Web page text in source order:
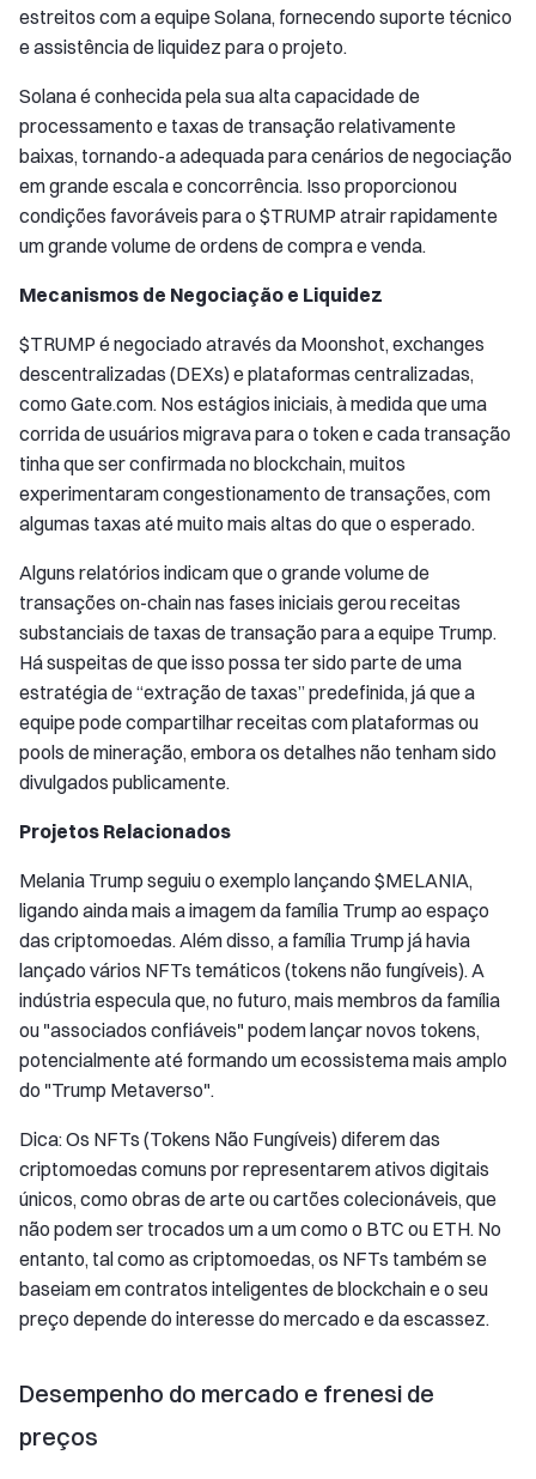
estreitos com a equipe Solana, fornecendo suporte técnico
e assistência de liquidez para o projeto.
Solana é conhecida pela sua alta capacidade de
processamento e taxas de transação relativamente
baixas, tornando-a adequada para cenários de negociação
em grande escala e concorrência. Isso proporcionou
condições favoráveis para o $TRUMP atrair rapidamente
um grande volume de ordens de compra e venda.
Mecanismos de Negociação e Liquidez
$TRUMP é negociado através da Moonshot, exchanges
descentralizadas (DEXs) e plataformas centralizadas,
como Gate.com. Nos estágios iniciais, à medida que uma
corrida de usuários migrava para o token e cada transação
tinha que ser confirmada no blockchain, muitos
experimentaram congestionamento de transações, com
algumas taxas até muito mais altas do que o esperado.
Alguns relatórios indicam que o grande volume de
transações on-chain nas fases iniciais gerou receitas
substanciais de taxas de transação para a equipe Trump.
Há suspeitas de que isso possa ter sido parte de uma
estratégia de “extração de taxas” predefinida, já que a
equipe pode compartilhar receitas com plataformas ou
pools de mineração, embora os detalhes não tenham sido
divulgados publicamente.
Projetos Relacionados
Melania Trump seguiu o exemplo lançando $MELANIA,
ligando ainda mais a imagem da família Trump ao espaço
das criptomoedas. Além disso, a família Trump já havia
lançado vários NFTs temáticos (tokens não fungíveis). A
indústria especula que, no futuro, mais membros da família
ou "associados confiáveis" podem lançar novos tokens,
potencialmente até formando um ecossistema mais amplo
do "Trump Metaverso".
Dica: Os NFTs (Tokens Não Fungíveis) diferem das
criptomoedas comuns por representarem ativos digitais
únicos, como obras de arte ou cartões colecionáveis, que
não podem ser trocados um a um como o BTC ou ETH. No
entanto, tal como as criptomoedas, os NFTs também se
baseiam em contratos inteligentes de blockchain e o seu
preço depende do interesse do mercado e da escassez.
Desempenho do mercado e frenesi de
preços